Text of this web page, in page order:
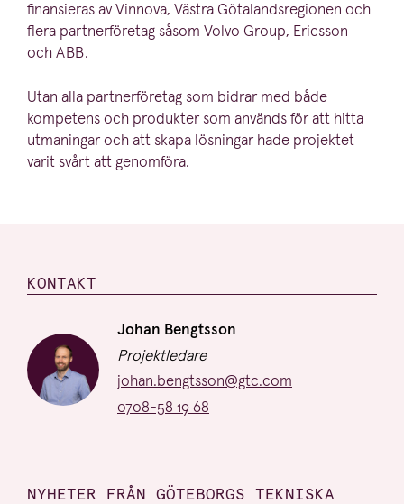
finansieras av Vinnova, Västra Götalands­re­gionen och
flera partner­fö­retag såsom Volvo Group, Ericsson
och ABB.
Utan alla partner­fö­retag som bidrar med både
kompetens och produkter som används för att hitta
utmaningar och att skapa lösningar hade projektet
varit svårt att genomföra.
Information om projektet
KONTAKT
Namn:
Johan Bengtsson
Titel:
Projektledare
E-post:
johan.bengtsson@gtc.com
Telefon:
0708-58 19 68
NYHETER FRÅN GÖTEBORGS TEKNISKA